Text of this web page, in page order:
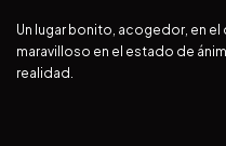
Un lugar bonito, acogedor, en
maravilloso en el estado de
realidad.